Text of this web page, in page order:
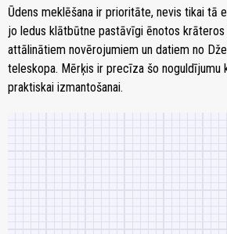
Ūdens meklēšana ir prioritāte, nevis tikai tā
jo ledus klātbūtne pastāvīgi ēnotos
attālinātiem novērojumiem un datiem no
teleskopa. Mērķis ir precīza šo noguldījumu
praktiskai izmantošanai.